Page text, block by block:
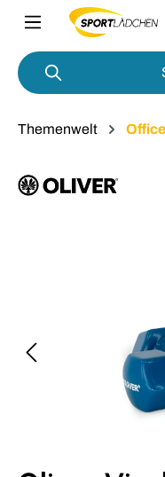
springen
Themenwelt